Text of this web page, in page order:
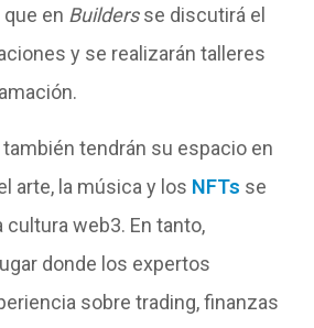
en Buildersse discutirá el
y se realizarán talleres
tendrán su espacio en
arte, la música y los NFTs se
cultura web3. En tanto,
donde los expertos
sobre trading, finanzas